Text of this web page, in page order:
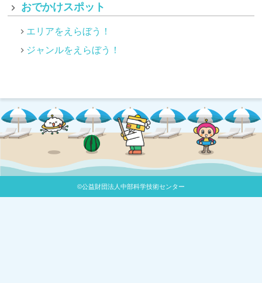
おでかけスポット
エリアをえらぼう！
ジャンルをえらぼう！
©公益財団法人中部科学技術センター